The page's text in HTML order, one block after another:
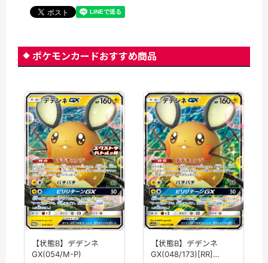
ポケモンカードおすすめ商品
【状態B】デデンネ
GX(054/M-P)
【状態B】デデンネ
GX(048/173)[RR]